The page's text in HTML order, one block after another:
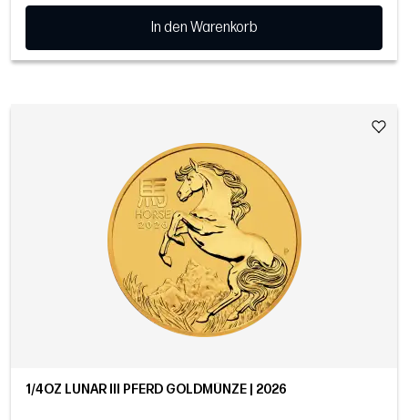
In den Warenkorb
1/4OZ LUNAR III PFERD GOLDMÜNZE | 2026